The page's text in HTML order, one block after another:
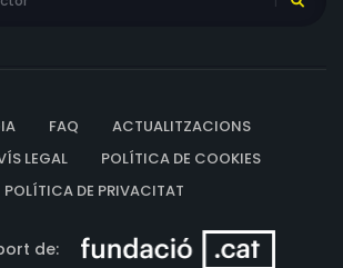
FAQ
ACTUALITZACIONS
LEGAL
POLÍTICA DE COOKIES
POLÍTICA DE PRIVACITAT
de: